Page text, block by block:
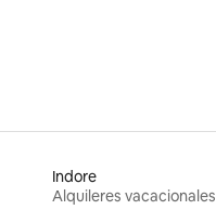
Indore
Alquileres vacacionales